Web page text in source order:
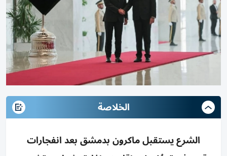
الخلاصة
الشرع يستقبل ماكرون بدمشق بعد انفجارات